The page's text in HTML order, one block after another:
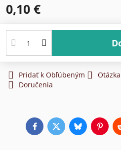
0,10 €
Pridať k Obľúbeným
Doručenia
FacebookTwitterBluesky